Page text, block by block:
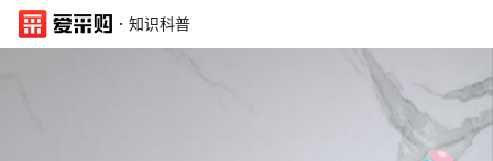
· 知识科普